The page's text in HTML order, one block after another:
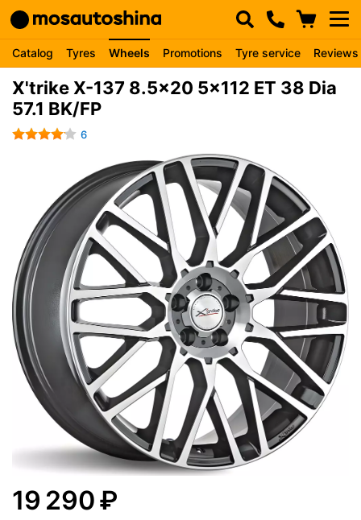
Catalog Tyres Wheels Promotions Tyre service Reviews
X'trike X-137 8.5x20 5x112 ET 38 Dia
57.1 BK/FP
6
19 290₽